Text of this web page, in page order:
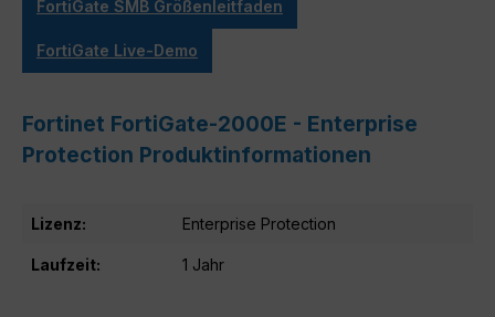
FortiGate SMB Größenleitfaden
FortiGate Live-Demo
Fortinet FortiGate-2000E - Enterprise
Protection Produktinformationen
Lizenz: Enterprise Protection
Laufzeit: 1 Jahr